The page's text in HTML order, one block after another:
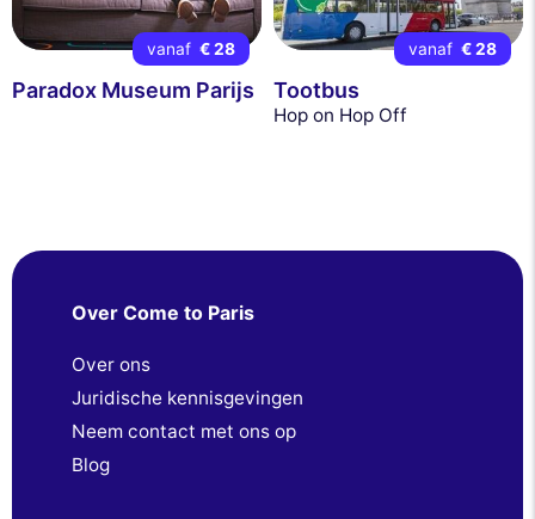
vanaf € 28
Paradox Museum Parijs
vanaf € 28
Tootbus
Hop on Hop Off
Over Come to Paris
Over ons
Juridische kennisgevingen
Neem contact met ons op
Blog